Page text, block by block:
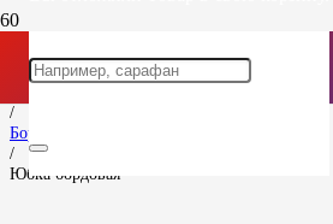
/
Бордовая коллекция
/
Юбка бордовая